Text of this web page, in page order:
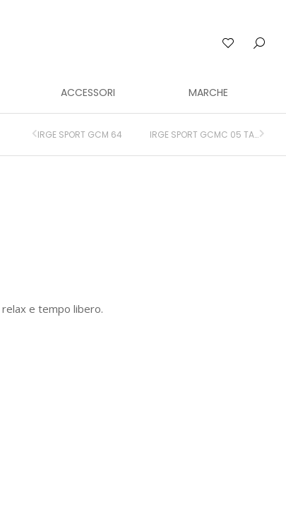
ACCESSORI MARCHE
IRGE SPORT GCM 64 IRGE SPORT GCMC 05 TAGLIE CALIBRATE
e tempo libero.